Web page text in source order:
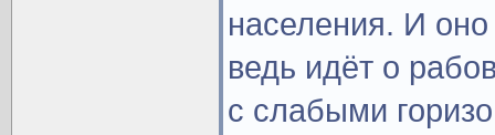
населения. И
ведь идёт о
с слабыми